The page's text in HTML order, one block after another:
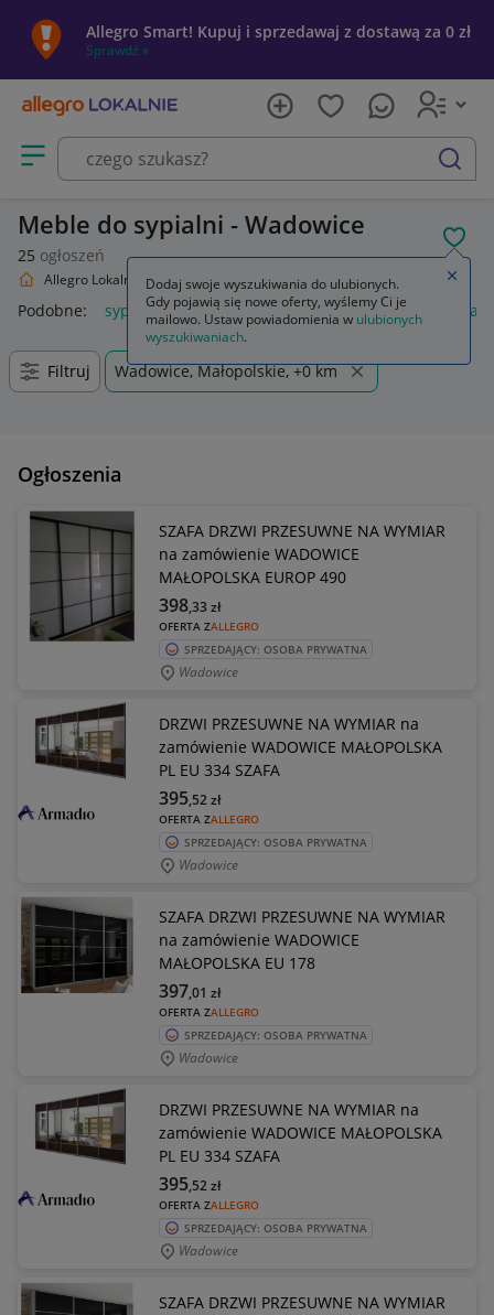
Allegro Smart! Kupuj i sprzedawaj z dostawą za 0 zł
Sprawdź »
Otwórz menu z kategoriami
szukaj
Meble do sypialni - Wadowice
25 ogłoszeń
Allegro Lokalnie Dom i Ogród Meble Sypialnia
Podobne: sypialnia łóżko sypialniane 180x200 łóżko
Filtruj Wadowice, Małopolskie, +0 km
Ogłoszenia
SZAFA DRZWI PRZESUWNE NA WYMIAR
na zamówienie WADOWICE
MAŁOPOLSKA EUROP 490
OFERTA ZALLEGRO
398,33zł
SPRZEDAJĄCY: OSOBA PRYWATNA
Wadowice
DRZWI PRZESUWNE NA WYMIAR na
zamówienie WADOWICE MAŁOPOLSKA
PL EU 334 SZAFA
OFERTA ZALLEGRO
395,52zł
SPRZEDAJĄCY: OSOBA PRYWATNA
Wadowice
SZAFA DRZWI PRZESUWNE NA WYMIAR
na zamówienie WADOWICE
MAŁOPOLSKA EU 178
OFERTA ZALLEGRO
397,01 zł
SPRZEDAJĄCY: OSOBA PRYWATNA
Wadowice
DRZWI PRZESUWNE NA WYMIAR na
zamówienie WADOWICE MAŁOPOLSKA
PL EU 334 SZAFA
OFERTA ZALLEGRO
395,52zł
SPRZEDAJĄCY: OSOBA PRYWATNA
Wadowice
SZAFA DRZWI PRZESUWNE NA WYMIAR
Dodaj swoje wyszukiwania do ulubionych.
Gdy pojawią się nowe oferty, wyślemy Ci je
mailowo. Ustaw powiadomienia w ulubionych
wyszukiwaniach.